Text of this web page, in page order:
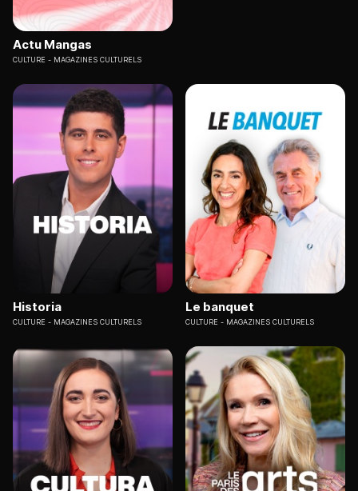
Actu Mangas
CULTURE MAGAZINES CULTURELS
Historia
CULTURE MAGAZINES CULTURELS
Le banquet
CULTURE MAGAZINES CULTURELS